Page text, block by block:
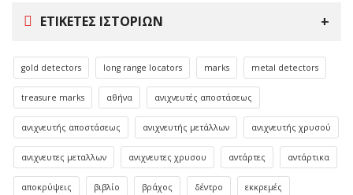
ΕΤΙΚΈΤΕΣ ΙΣΤΟΡΙΏΝ
gold detectors long range locators marks metal detectors
treasure marks αθήνα ανιχνευτές αποστάσεως
ανιχνευτής αποστάσεως ανιχνευτής μετάλλων ανιχνευτής χρυσού
ανιχνευτες μεταλλων ανιχνευτες χρυσου αντάρτες αντάρτικα
αποκρύψεις βιβλίο βράχος δέντρο εκκρεμές